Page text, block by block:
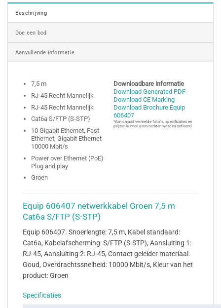
Beschrijving
Doe een bod
Aanvullende informatie
7,5 m
RJ-45 Recht Mannelijk
RJ-45 Recht Mannelijk
Cat6a S/FTP (S-STP)
10 Gigabit Ethernet, Fast
Ethernet, Gigabit Ethernet
10000 Mbit/s
Power over Ethernet (PoE)
Plug and play
Groen
Downloadbare informatie
Download Generated PDF
Download CE Marking
Download Brochure Equip
606407
*Aan onjuist vermelde foto’s, specificaties en
prijzen kunnen geen rechten worden ontleend
Equip 606407 netwerkkabel Groen 7,5 m
Cat6a S/FTP (S-STP)
Equip 606407. Snoerlengte: 7,5 m, Kabel standaard:
Cat6a, Kabelafscherming: S/FTP (S-STP), Aansluiting 1:
RJ-45, Aansluiting 2: RJ-45, Contact geleider materiaal:
Goud, Overdrachtssnelheid: 10000 Mbit/s, Kleur van het
product: Groen
Specificaties